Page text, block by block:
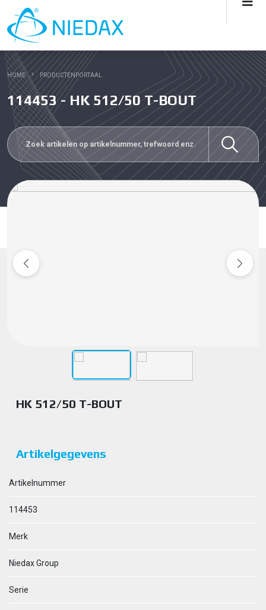
HOME PRODUCTENPORTAAL
114453 - HK 512/50 T-BOUT
HK 512/50 T-BOUT
Artikelgegevens
Artikelnummer
114453
Merk
Niedax Group
Serie